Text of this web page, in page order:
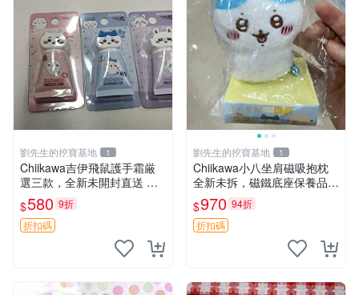
劉先生的挖寶基地 1
Chiikawa吉伊飛鼠護手霜厳
選三款，全新未開封直送 飛
鼠 護手霜 吉伊三款 新貨
$580 9折
折扣碼
劉先生的挖寶基地 1
Chiikawa小八坐肩磁吸抱枕
全新未拆，磁鐵底座保養品專
用 磁鐵 磁吸 抱枕
$970 94折
折扣碼